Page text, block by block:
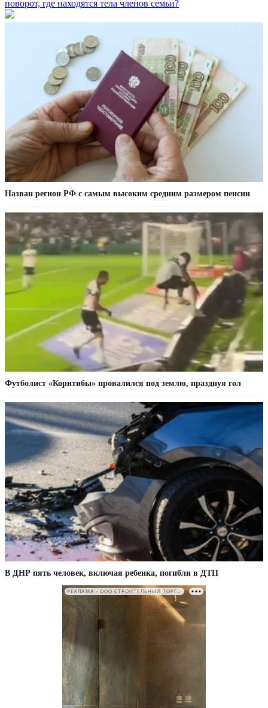
поворот, где находятся тела членов семьи?
Назван регион РФ с самым высоким средним размером пенсии
Футболист «Коритибы» провалился под землю, празднуя гол
В ДНР пять человек, включая ребенка, погибли в ДТП
РЕКЛАМА • ООО СТРОИТЕЛЬНЫЙ ТОРГОВЫЙ ДОМ «ПЕТРОВИЧ». ИНН: 7802348846